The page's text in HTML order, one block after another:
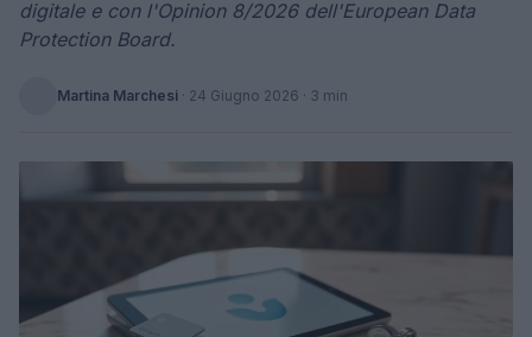
digitale e con l'Opinion 8/2026 dell'European Data
Protection Board.
Martina Marchesi · 24 Giugno 2026 · 3 min